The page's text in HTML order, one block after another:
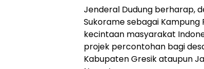
Jenderal Dudung berharap,
Sukorame sebagai
kecintaan masyarakat
projek percontohan bagi
Kabupaten Gresik ataupun